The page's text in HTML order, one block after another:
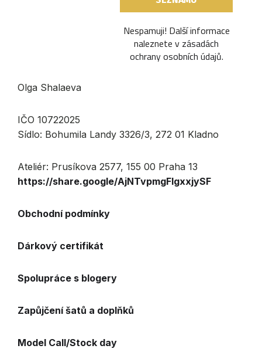
Nespamuji! Další informace
naleznete v zásadách
ochrany osobních údajů.
Olga Shalaeva
IČO 10722025
Sídlo: Bohumila Landy 3326/3, 272 01 Kladno
Ateliér: Prusíkova 2577, 155 00 Praha 13
https://share.google/AjNTvpmgFlgxxjySF
Obchodní podmínky
Dárkový certifikát
Spolupráce s blogery
Zapůjčení šatů a doplňků
Model Call/Stock day